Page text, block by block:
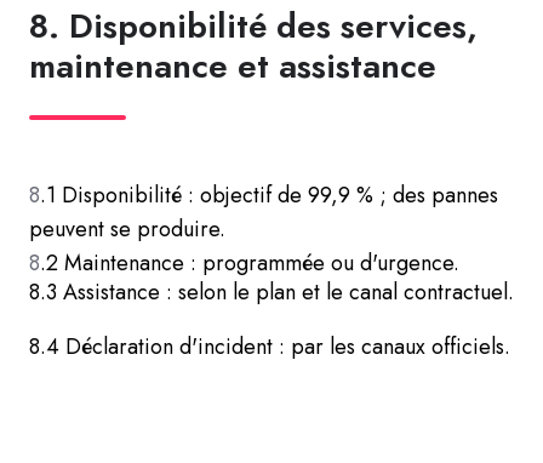
8. Disponibilité des services,
maintenance et assistance
8.1 Disponibilité : objectif de 99,9 % ; des pannes
peuvent se produire.
8.2 Maintenance : programmée ou d'urgence.
8.3 Assistance : selon le plan et le canal contractuel.
8.4 Déclaration d'incident : par les canaux officiels.